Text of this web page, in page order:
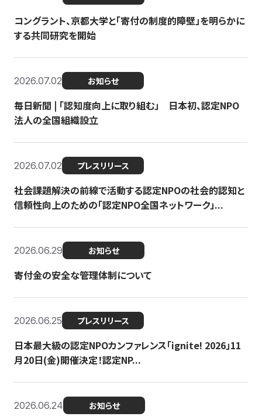
コングラント、京都大学と「寄付の制度的障壁」を明らかに
する共同研究を開始
2026.07.02 お知らせ
毎日新聞 | 「認知度向上に取り組む」 日本初、認定NPO
法人の全国組織設立
2026.07.02 プレスリリース
社会課題解決の前線で活動する認定NPOの社会的認知と
信頼性向上のための「認定NPO全国ネットワーク」...
2026.06.29 お知らせ
寄付金の安全な管理体制について
2026.06.25 プレスリリース
日本最大級の認定NPOカンファレンス「ignite! 2026」11
月20日(金)開催決定！認定NP...
2026.06.24 お知らせ